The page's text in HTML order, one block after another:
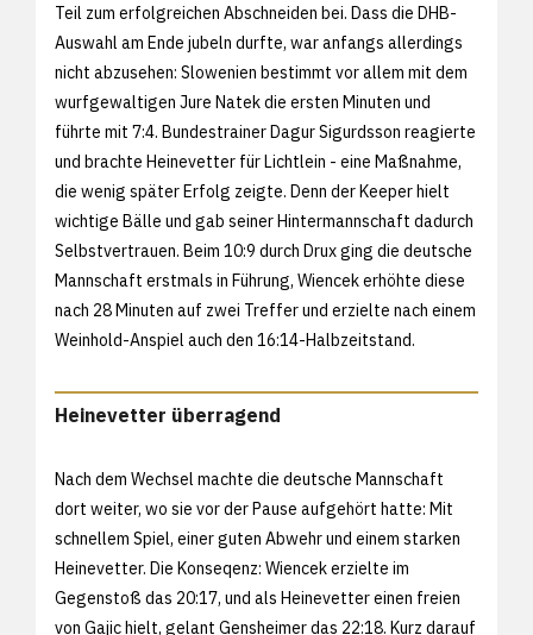
Teil zum erfolgreichen Abschneiden bei. Dass die DHB-
Auswahl am Ende jubeln durfte, war anfangs allerdings
nicht abzusehen: Slowenien bestimmt vor allem mit dem
wurfgewaltigen Jure Natek die ersten Minuten und
führte mit 7:4. Bundestrainer Dagur Sigurdsson reagierte
und brachte Heinevetter für Lichtlein - eine Maßnahme,
die wenig später Erfolg zeigte. Denn der Keeper hielt
wichtige Bälle und gab seiner Hintermannschaft dadurch
Selbstvertrauen. Beim 10:9 durch Drux ging die deutsche
Mannschaft erstmals in Führung, Wiencek erhöhte diese
nach 28 Minuten auf zwei Treffer und erzielte nach einem
Weinhold-Anspiel auch den 16:14-Halbzeitstand.
Heinevetter überragend
Nach dem Wechsel machte die deutsche Mannschaft
dort weiter, wo sie vor der Pause aufgehört hatte: Mit
schnellem Spiel, einer guten Abwehr und einem starken
Heinevetter. Die Konseqenz: Wiencek erzielte im
Gegenstoß das 20:17, und als Heinevetter einen freien
von Gajic hielt, gelant Gensheimer das 22:18. Kurz darauf